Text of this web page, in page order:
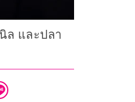
ล และปลา